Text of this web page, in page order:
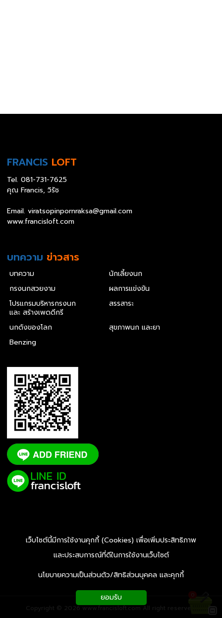
0
FRANCIS LOFT
Tel. 081-731-7625
คุณ Francis, วิรัช
Email. viratsopinpornraksa@gmail.com
www.francisloft.com
บทความ ข่าวสาร
บทความ
นักเลี้ยงนก
กรงนกสวยงาม
ผลการแข่งขัน
โปรแกรมบริหารกรงนก
และ สร้างเพดดีกรี
สรรสาระ
นกดังของโลก
สุขภาพนก และยา
Benzing
Copyright © 2026 www.francisloft.com All right reserved.
เว็บไซต์นี้มีการใช้งานคุกกี้ (Cookies) เพื่อเพิ่มประสิทธิภาพ
และประสบการณ์ที่ดีในการใช้งานเว็บไซต์
นโยบายความเป็นส่วนตัว/สิทธิส่วนบุคคล และคุกกี้
ยอมรับ